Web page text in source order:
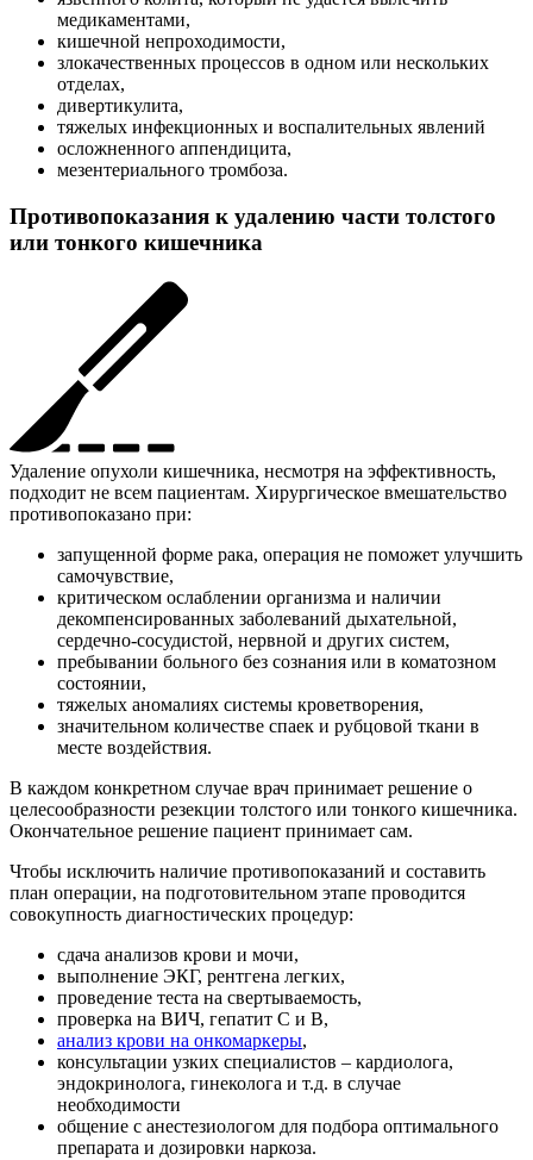
медикаментами,
кишечной непроходимости,
злокачественных процессов в одном или нескольких
отделах,
дивертикулита,
тяжелых инфекционных и воспалительных явлений
осложненного аппендицита,
мезентериального тромбоза.
Противопоказания к удалению части толстого
или тонкого кишечника
Удаление опухоли кишечника, несмотря на эффективность,
подходит не всем пациентам. Хирургическое вмешательство
противопоказано при:
запущенной форме рака, операция не поможет улучшить
самочувствие,
критическом ослаблении организма и наличии
декомпенсированных заболеваний дыхательной,
сердечно-сосудистой, нервной и других систем,
пребывании больного без сознания или в коматозном
состоянии,
тяжелых аномалиях системы кроветворения,
значительном количестве спаек и рубцовой ткани в
месте воздействия.
В каждом конкретном случае врач принимает решение о
целесообразности резекции толстого или тонкого кишечника.
Окончательное решение пациент принимает сам.
Чтобы исключить наличие противопоказаний и составить
план операции, на подготовительном этапе проводится
совокупность диагностических процедур:
сдача анализов крови и мочи,
выполнение ЭКГ, рентгена легких,
проведение теста на свертываемость,
проверка на ВИЧ, гепатит С и В,
анализ крови на онкомаркеры,
консультации узких специалистов – кардиолога,
эндокринолога, гинеколога и т.д. в случае
необходимости
общение с анестезиологом для подбора оптимального
препарата и дозировки наркоза.